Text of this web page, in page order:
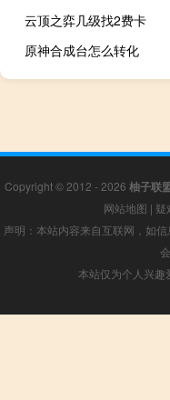
云顶之弈几级找2费卡
原神合成台怎么转化
Copyright © 2012 - 2026 柚子联
网站地图 | 疑
声明：本站内容来自互联网，如
本站仅为个人兴趣